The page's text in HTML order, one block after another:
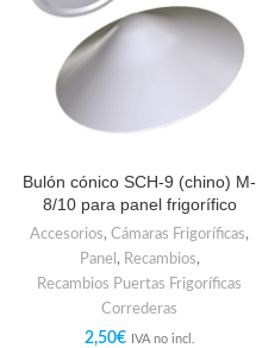
Bulón cónico SCH-9 (chino) M-
8/10 para panel frigorífico
Accesorios, Cámaras Frigoríficas,
Panel , Recambios,
Recambios Puertas Frigoríficas
Correderas
2,50€ IVA no incl.